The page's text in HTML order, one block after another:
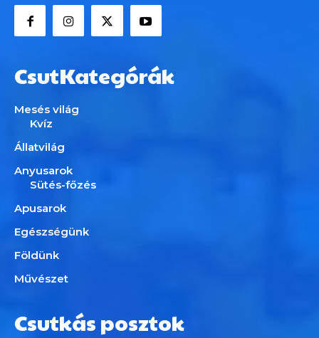
CsutKategórák
Mesés világ
Kvíz
Állatvilág
Anyusarok
Sütés-főzés
Apusarok
Egészségünk
Földünk
Művészet
Csutkás posztok